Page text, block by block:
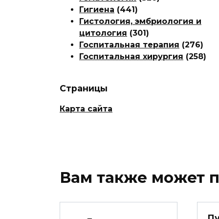
Гигиена (441)
Гистология, эмбриология и
цитология (301)
Госпитальная терапия (276)
Госпитальная хирургия (258)
Страницы
Карта сайта
Вам также может